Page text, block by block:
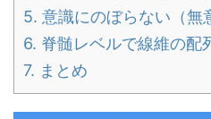
5. 意識にのぼらない（無
6. 脊髄レベルで線維の配
7. まとめ